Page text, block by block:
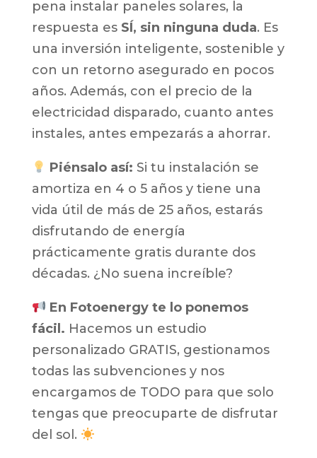
pena instalar paneles solares, la
respuesta es SÍ, sin ninguna duda. Es
una inversión inteligente, sostenible y
con un retorno asegurado en pocos
años. Además, con el precio de la
electricidad disparado, cuanto antes
instales, antes empezarás a ahorrar.
Piénsalo así: Si tu instalación se
amortiza en 4 o 5 años y tiene una
vida útil de más de 25 años, estarás
disfrutando de energía
prácticamente gratis durante dos
décadas. ¿No suena increíble?
En Fotoenergy te lo ponemos
fácil. Hacemos un estudio
personalizado GRATIS, gestionamos
todas las subvenciones y nos
encargamos de TODO para que solo
tengas que preocuparte de disfrutar
del sol.